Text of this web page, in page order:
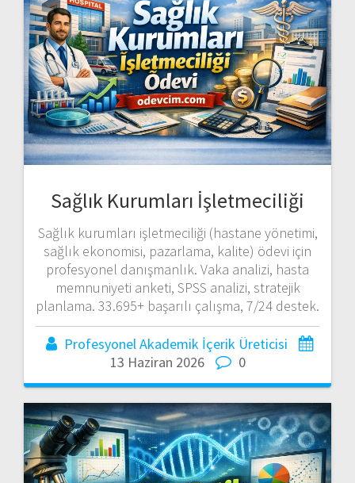
Sağlık Kurumları İşletmeciliği
Sağlık kurumları işletmeciliği (hastane yönetimi,
sağlık ekonomisi, pazarlama, kalite) ödevi için
profesyonel danışmanlık. Vaka analizi, hasta
memnuniyeti anketi, SPSS analizi, stratejik
planlama. 33.695+ başarılı çalışma, 7/24 destek.
Profesyonel Akademik İçerik Üreticisi
13 Haziran 2026
0